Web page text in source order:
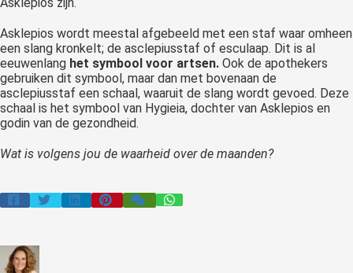
Asklepios wordt meestal afgebeeld met een staf waar omheen
een slang kronkelt; de asclepiusstaf of esculaap. Dit is al
eeuwenlang het symbool voor artsen. Ook de apothekers
gebruiken dit symbool, maar dan met bovenaan de
asclepiusstaf een schaal, waaruit de slang wordt gevoed. Deze
schaal is het symbool van Hygieia, dochter van Asklepios en
godin van de gezondheid.
Wat is volgens jou de waarheid over de maanden?